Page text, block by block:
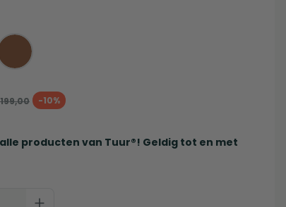
-10%
producten van Tuur®! Geldig tot en met